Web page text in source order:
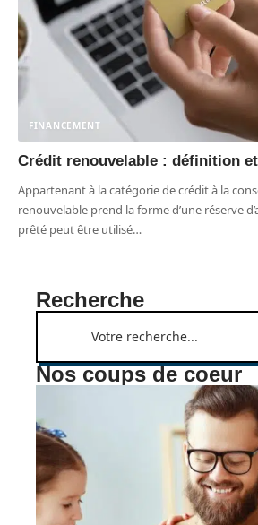
FINANCEMENT
Crédit renouvelable : définition
Appartenant à la catégorie de crédit à la
renouvelable prend la forme d’une réserve
prêté peut être utilisé…
Recherche
Nos coups de coeur